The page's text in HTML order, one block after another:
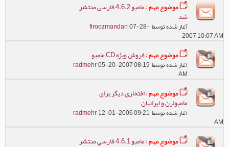
موضوع مهم : مامبو 4.6.2 فارسی منتشر
شد
آغاز شده توسط firoozmandan, 07-28-
2007 10:07 AM
موضوع مهم :فروش ويژه CD مامبو
آغاز شده توسط radmehr, 05-20-2007 08:19
AM
موضوع مهم :افتخاری دیگر برای
مامبولرن و ایرانیان
آغاز شده توسط radmehr, 12-01-2006 09:21
AM
موضوع مهم : مامبو 4.6.1 فارسي منتشر